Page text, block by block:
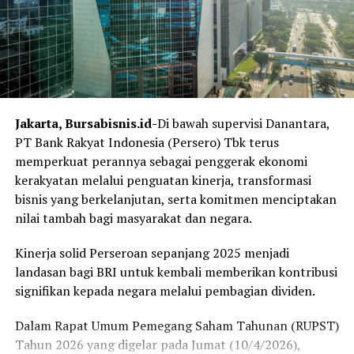
DON'T MISS
Pertama Kali Digelar di Sulawesi Tenggara, Ribuan
Pelari Ramaikan BIK Night Run 2025
Jakarta, Bursabisnis.id-Di bawah supervisi Danantara,
PT Bank Rakyat Indonesia (Persero) Tbk terus
memperkuat perannya sebagai penggerak ekonomi
kerakyatan melalui penguatan kinerja, transformasi
bisnis yang berkelanjutan, serta komitmen menciptakan
nilai tambah bagi masyarakat dan negara.
Kinerja solid Perseroan sepanjang 2025 menjadi
landasan bagi BRI untuk kembali memberikan kontribusi
signifikan kepada negara melalui pembagian dividen.
Dalam Rapat Umum Pemegang Saham Tahunan (RUPST)
Tahun 2026 yang digelar pada Jumat (10/4/2026),